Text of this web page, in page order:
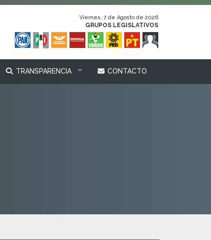
Viernes, 7 de Agosto de 2026
GRUPOS LEGISLATIVOS
TRANSPARENCIA CONTACTO